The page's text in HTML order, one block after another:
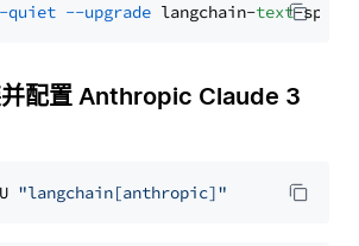
quiet --upgrade langchain-text
配置 Anthropic Claude 3
"langchain[anthropic]"